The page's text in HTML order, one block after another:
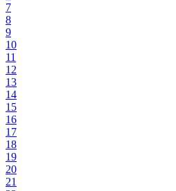
7
8
9
10
11
12
13
14
15
16
17
18
19
20
21